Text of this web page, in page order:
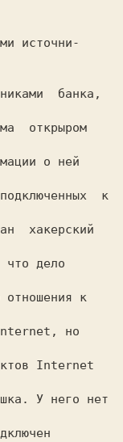
источни-
банка,
открыром
о ней
к
хакерский
что дело
к
но
Internet
У него нет